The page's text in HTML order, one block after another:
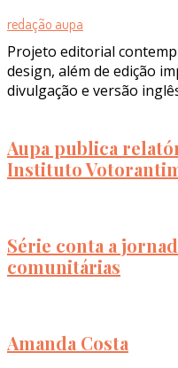
redação aupa
Projeto editorial
design, além de edição
divulgação e versão
Aupa publica
Instituto
Série conta a
comunitárias
Amanda Costa